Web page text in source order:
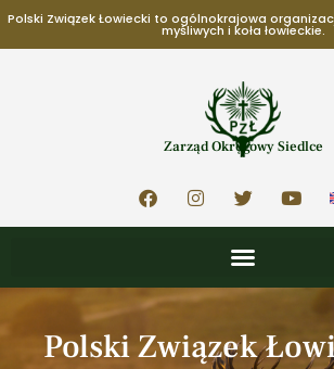
Polski Związek Łowiecki to ogólnokrajowa
myśliwych i koła łowieckie.
Zarząd Okręgowy Siedlce
Polski Związek